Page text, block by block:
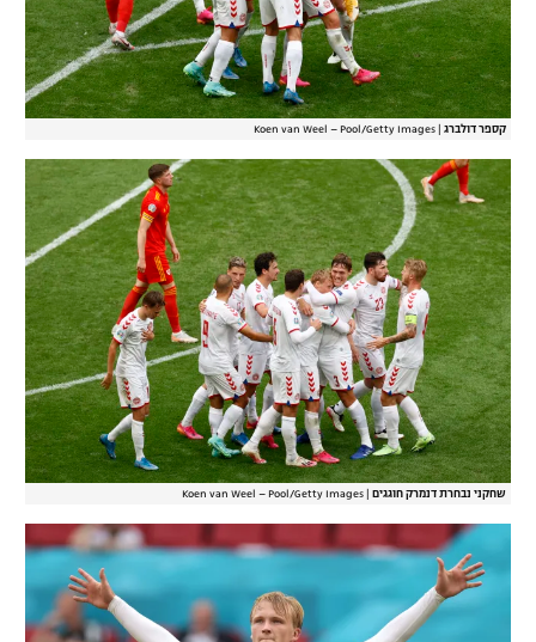
קספר דולברג Koen van Weel – Pool/Getty Images
שחקני נבחרת דנמרק חוגגים Koen van Weel – Pool/Getty Images